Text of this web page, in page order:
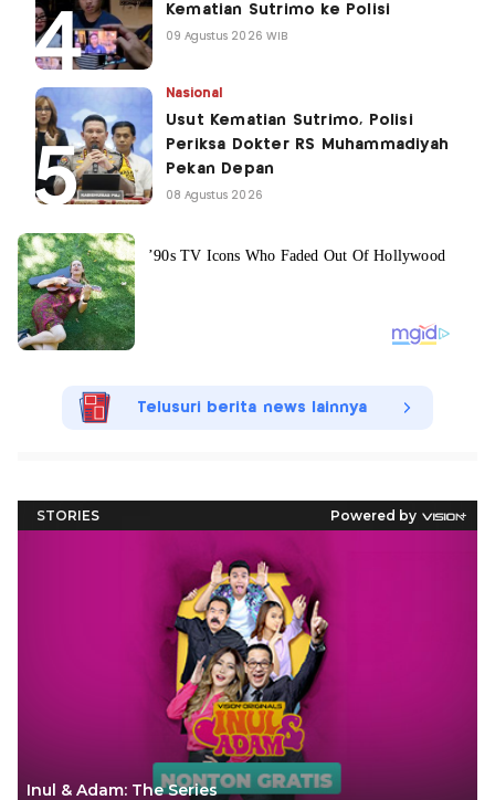
Kematian Sutrimo ke Polisi
09 Agustus 2026 WIB
Nasional
Usut Kematian Sutrimo, Polisi
Periksa Dokter RS Muhammadiyah
Pekan Depan
08 Agustus 2026
Telusuri berita news lainnya